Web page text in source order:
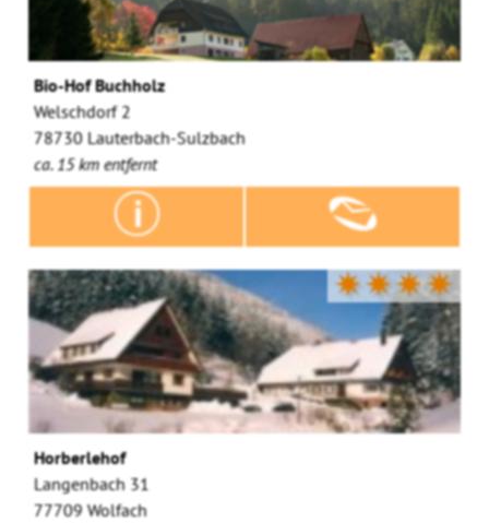
Bio-Hof Buchholz
Welschdorf 2
78730 Lauterbach-Sulzbach
ca. 15 km entfernt
✷✷✷✷
Horberlehof
Langenbach 31
77709 Wolfach